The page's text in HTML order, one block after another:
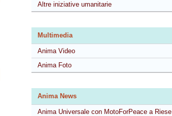
Altre iniziative umanitarie
Multimedia
Anima Video
Anima Foto
Anima News
Anima Universale con MotoForPeace a Riese